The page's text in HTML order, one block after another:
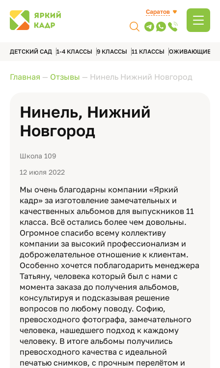
Саратов
ДЕТСКИЙ САД 1-4 КЛАССЫ 9 КЛАССЫ 11 КЛАССЫ ОЖИВАЮЩИЕ
Главная — Отзывы — Нинель Нижний Новгород
Нинель, Нижний
Новгород
Школа 109
12 июля 2022
Мы очень благодарны компании «Яркий
кадр» за изготовление замечательных и
качественных альбомов для выпускников 11
класса. Всё остались более чем довольны.
Огромное спасибо всему коллективу
компании за высокий профессионализм и
доброжелательное отношение к клиентам.
Особенно хочется поблагодарить менеджера
Татьяну, человека который был с нами с
момента заказа до получения альбомов,
консультируя и подсказывая решение
вопросов по любому поводу. Софию,
превосходного фотографа, замечательного
человека, нашедшего подход к каждому
человеку. В итоге альбомы получились
превосходного качества с идеальной
печатью снимков, с прочным перелётом и